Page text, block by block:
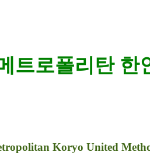
트로폴리탄 한
Koryo United